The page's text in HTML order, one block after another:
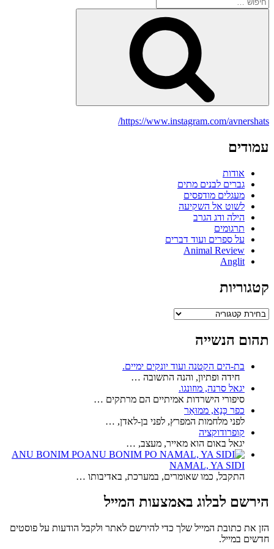
https://www.instagram.com/avnershats/
עמודים
אודות
גברים לבנים מתים
מעגלים מודפסים
לשוט אל השקיעה
הילה ודג הגרב
תרגומים
על ספרים ועוד דברים
Animal Review
Anglit
קטגוריות
קטגוריות
תהום הנשייה
בת-הים הקטנה ועוד יונקים ימיים.
חידה ופתיון, והנה התשובה …
יגאל סרנה, מוזונגו.
סיפורי הישרדות אמיתיים הם מרתקים …
כפר כָּנַא, ממוּאַר
לפני מלחמות המפרץ, לפני בן-לאדן, …
קופרודוקציה
יגאל באום הוא מאייר, מעצב, …
ANU BONIM PO
NAMAL, YA SIDI
התקבל, כמו שאומרים, במערכת, באדיבותו …
הירשם לבלוג באמצעות המייל
הזן את כתובת המייל שלך כדי להירשם לאתר ולקבל הודעות על פוסטים
חדשים במייל.